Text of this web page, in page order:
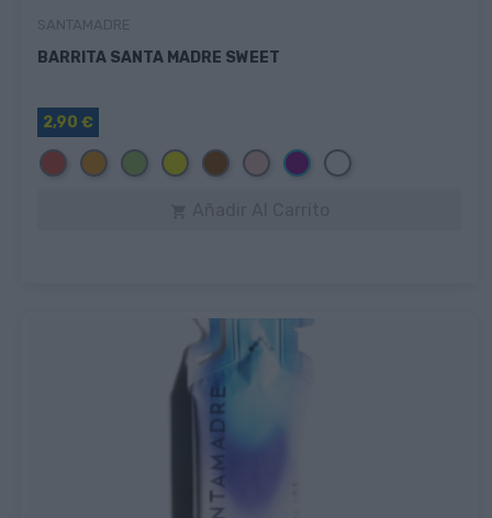
BARRITA SANTA MADRE SWEET
2,90 €
Rojo NaranjaVerdeAmarilloMarrónRosa MoradoBlanco